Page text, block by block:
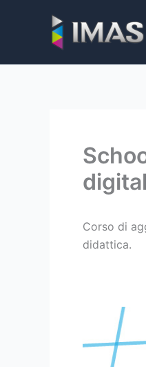
contenuto
Corso di
didattica.